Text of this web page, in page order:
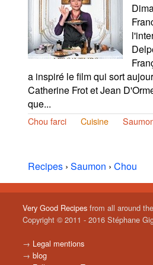
a inspiré le film qui sort
Catherine Frot et Jean
que...
Chou farci Cuisine
Recipes › Saumon › Chou
Very Good Recipesfrom all around
Copyright © 2011 - 2016 Stéphane
→ Legal mentions
→ blog